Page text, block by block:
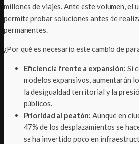
millones de viajes. Ante este volumen, el
permite probar soluciones antes de
permanentes.
¿Por qué es necesario este cambio de
Eficiencia frente a expansión: Si
modelos expansivos, aumentarán
la desigualdad territorial y la
públicos.
Prioridad al peatón: Aunque en
47% de los desplazamientos se
se ha invertido poco en